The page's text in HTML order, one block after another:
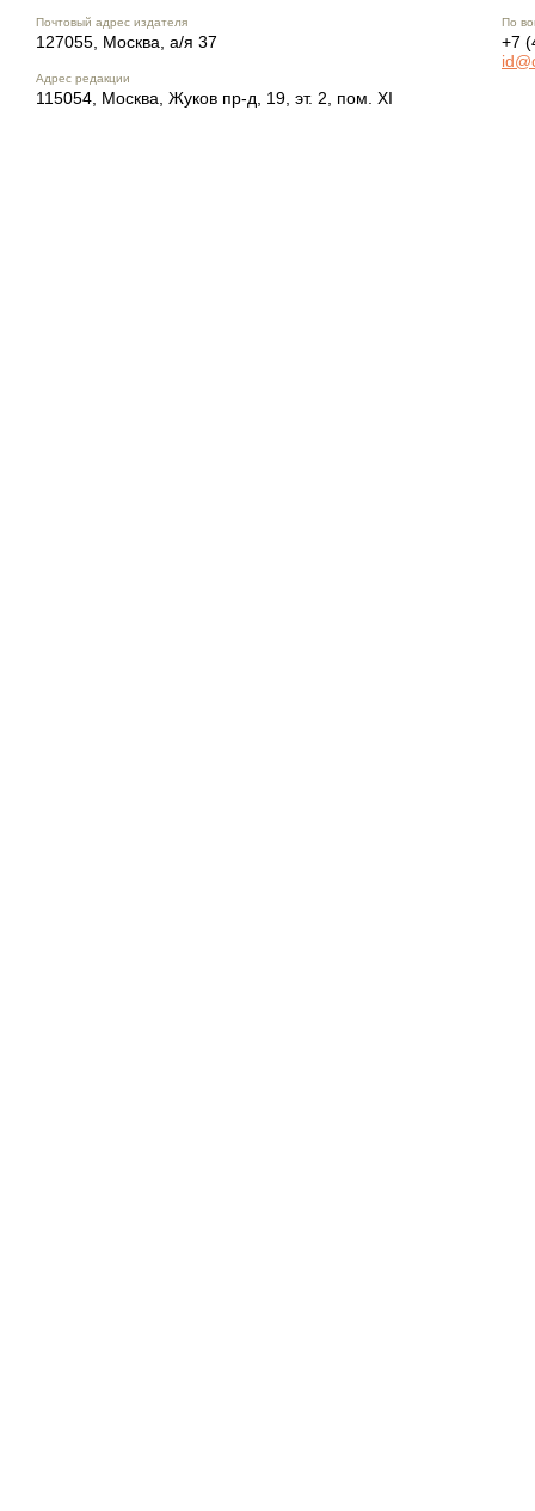
Почтовый адрес издателя
127055, Москва, а/я 37
Адрес редакции
115054, Москва, Жуков пр-д, 19, эт. 2, пом. XI
По
+7